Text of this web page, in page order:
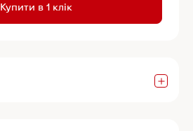
Купити в 1 клік